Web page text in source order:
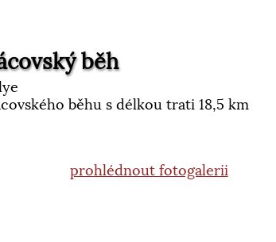
běh
běhu s délkou trati 18,5 km
prohlédnout fotogalerii